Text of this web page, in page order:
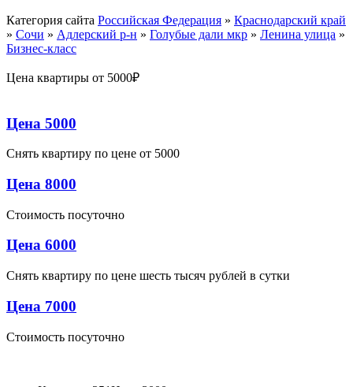
Категория сайта Российская Федерация » Краснодарский край
» Сочи » Адлерский р-н » Голубые дали мкр » Ленина улица »
Бизнес-класс
Цена квартиры от 5000₽
Цена 5000
Снять квартиру по цене от 5000
Цена 8000
Стоимость посуточно
Цена 6000
Снять квартиру по цене шесть тысяч рублей в сутки
Цена 7000
Стоимость посуточно